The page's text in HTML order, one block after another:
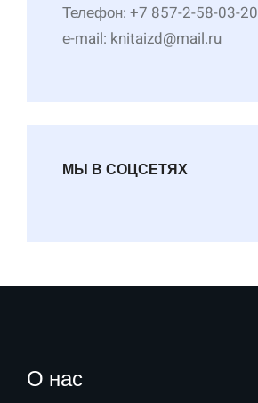
Телефон: +7 857-2-58-03-20
е-mail: knitaizd@mail.ru
МЫ В СОЦСЕТЯХ
О нас